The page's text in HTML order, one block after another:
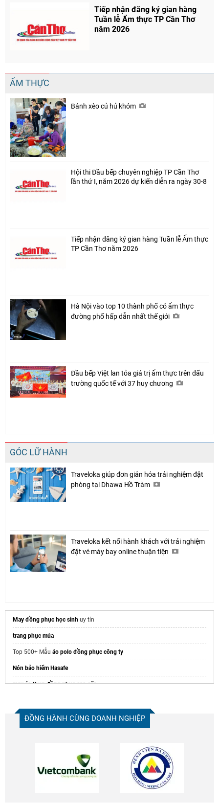
Tiếp nhận đăng ký gian hàng
Tuần lễ Ẩm thực TP Cần Thơ
năm 2026
ẨM THỰC
Bánh xèo củ hủ khóm
Hội thi Đầu bếp chuyên nghiệp TP Cần Thơ
lần thứ I, năm 2026 dự kiến diễn ra ngày 30-8
Tiếp nhận đăng ký gian hàng Tuần lễ Ẩm thực
TP Cần Thơ năm 2026
Hà Nội vào top 10 thành phố có ẩm thực
đường phố hấp dẫn nhất thế giới
Đầu bếp Việt lan tỏa giá trị ẩm thực trên đấu
trường quốc tế với 37 huy chương
GÓC LỮ HÀNH
Traveloka giúp đơn giản hóa trải nghiệm đặt
phòng tại Dhawa Hồ Tràm
Traveloka kết nối hành khách với trải nghiệm
đặt vé máy bay online thuận tiện
May đồng phục học sinh uy tín
trang phục múa
Top 500+ Mẫu áo polo đồng phục công ty
Nón bảo hiểm Hasafe
may áo thun đồng phục cao cấp
đồng phục spa
ĐỒNG HÀNH CÙNG DOANH NGHIỆP